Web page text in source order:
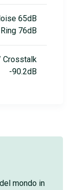
65dB
76dB
Crosstalk
-90.2dB
mondo in